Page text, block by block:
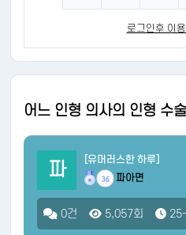
로그인후 이
어느 인형 의사의 인형 수
파 [유머러스한 하루]
36 파아면
0건 5,057회